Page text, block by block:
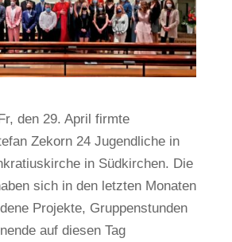
den 29. April firmte
Zekorn 24 Jugendliche in
in Südkirchen. Die
sich in den letzten Monaten
Projekte, Gruppenstunden
auf diesen Tag